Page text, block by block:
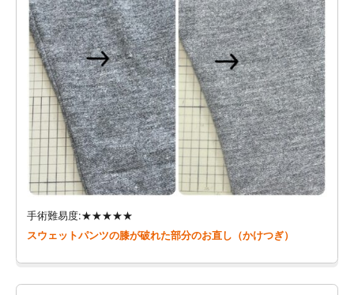
手術難易度:★★★★★
スウェットパンツの膝が破れた部分のお直し（かけつぎ）